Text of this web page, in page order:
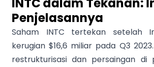
Penjelasannya
Saham INTC tertekan setelah
kerugian $16,6 miliar pada Q3
restrukturisasi dan persaingan di